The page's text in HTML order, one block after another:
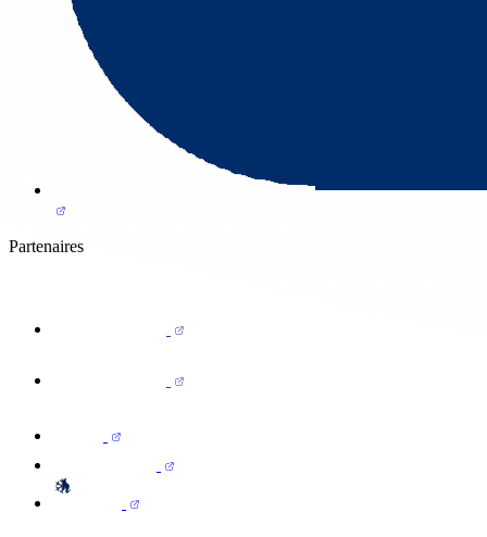
Partenaires